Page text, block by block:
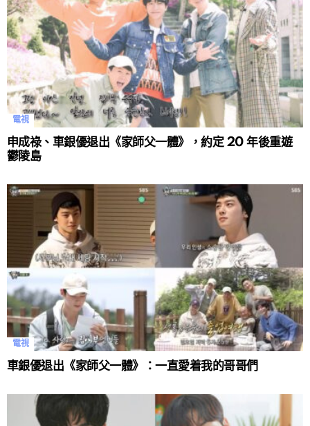
電視
申成祿、車銀優退出《家師父一體》，約定 20 年後重遊
鬱陵島
電視
車銀優退出《家師父一體》：一直愛着我的哥哥們